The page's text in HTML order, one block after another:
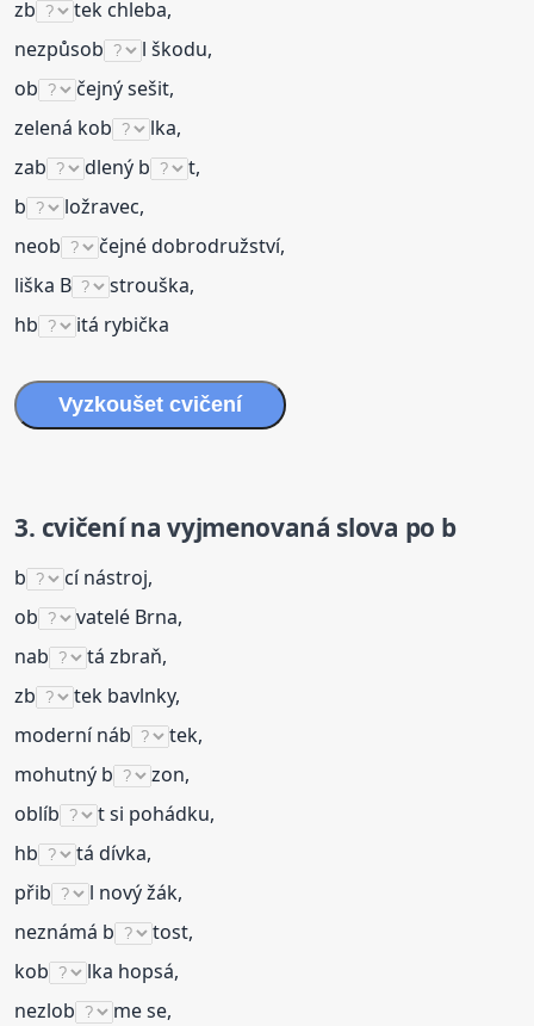
zb
tek chleba,
nezpůsob
l škodu,
ob
čejný sešit,
zelená kob
lka,
zab
dlený b
t,
b
ložravec,
neob
čejné dobrodružství,
liška B
strouška,
hb
itá rybička
Vyzkoušetcvičení
3. cvičenínavyjmenovaná slova po b
b
cí nástroj,
ob
vatelé Brna,
nab
tá zbraň,
zb
tek bavlnky,
moderní náb
tek,
mohutný b
zon,
oblíb
t si pohádku,
hb
tá dívka,
přib
l nový žák,
neznámá b
tost,
kob
lka hopsá,
nezlob
me se,